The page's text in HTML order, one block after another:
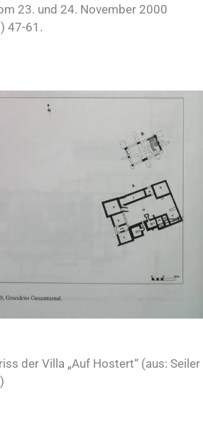
23. und 24. November 2000
47-61.
der Villa „Auf Hostert“ (aus: Seiler